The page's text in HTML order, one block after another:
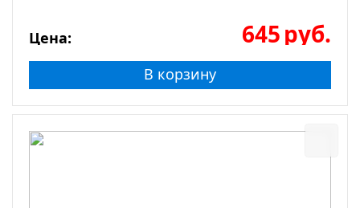
Цена: 645руб.
В корзину